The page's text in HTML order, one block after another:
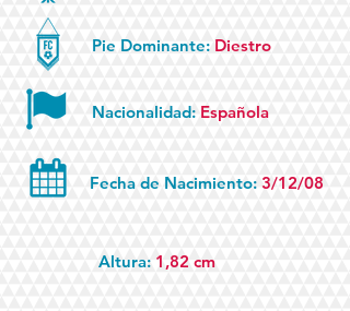
Pie Dominante: Diestro
Nacionalidad: Española
Fecha de Nacimiento: 3/12/08
Altura: 1,82 cm